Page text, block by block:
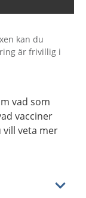
kan du
är frivillig i
vad som
vacciner
veta mer